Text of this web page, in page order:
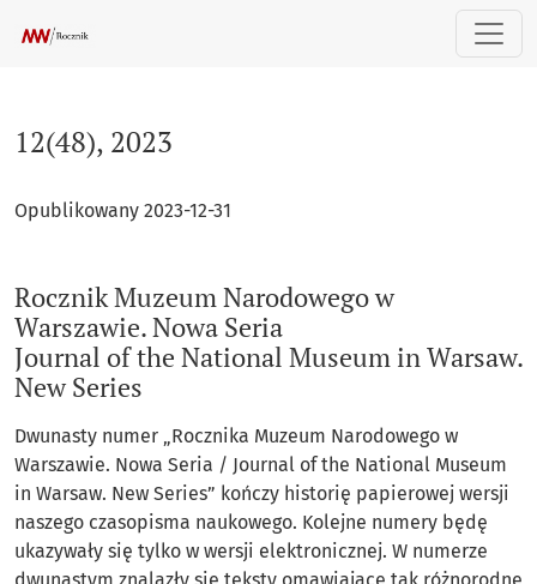
12(48), 2023 : Rocznik Muzeum Narodowego w Warszawie.
12(48), 2023
Opublikowany 2023-12-31
Rocznik Muzeum Narodowego w
Warszawie. Nowa Seria
Journal of the National Museum in Warsaw.
New Series
Dwunasty numer „Rocznika Muzeum Narodowego w
Warszawie. Nowa Seria / Journal of the National Museum
in Warsaw. New Series” kończy historię papierowej wersji
naszego czasopisma naukowego. Kolejne numery będę
ukazywały się tylko w wersji elektronicznej. W numerze